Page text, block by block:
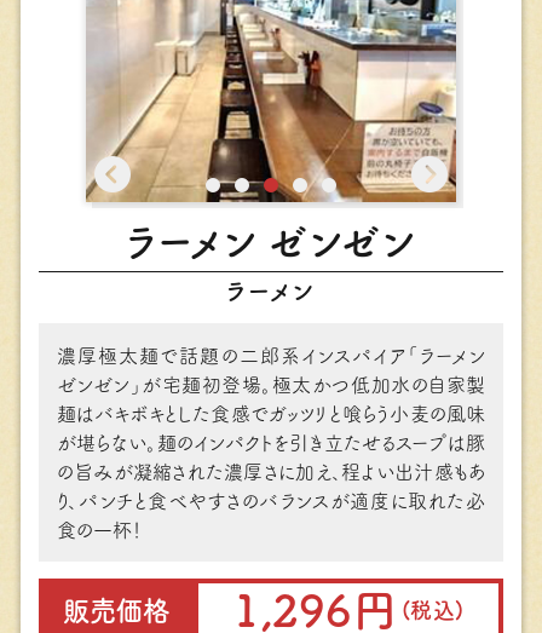
ラーメン ゼンゼン
ラーメン
濃厚極太麺で話題の⼆郎系インスパイア「ラーメン
ゼンゼン」が宅麺初登場。極太かつ低加⽔の⾃家製
麺はバキボキとした⾷感でガッツリと喰らう⼩⻨の⾵味
が堪らない。麺のインパクトを引き⽴たせるスープは豚
の旨みが凝縮された濃厚さに加え、程よい出汁感もあ
り、パンチと⾷べやすさのバランスが適度に取れた必
⾷の⼀杯！
販売価格 1,296円 (税込)